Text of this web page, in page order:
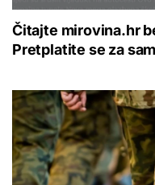
Čitajte mirovina.hr
Pretplatite se za